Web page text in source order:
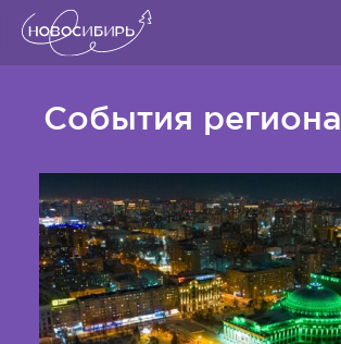
События региона